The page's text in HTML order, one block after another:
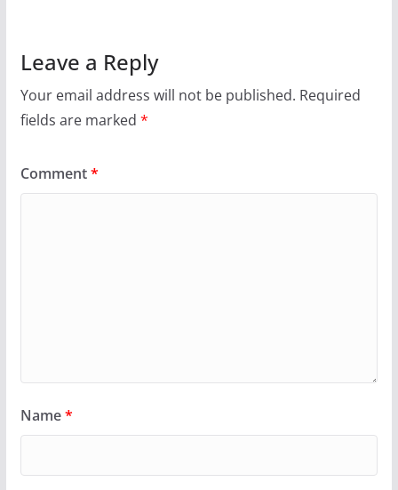
Leave a Reply
Your email address will not be published. Required
fields are marked *
Comment*
Name*